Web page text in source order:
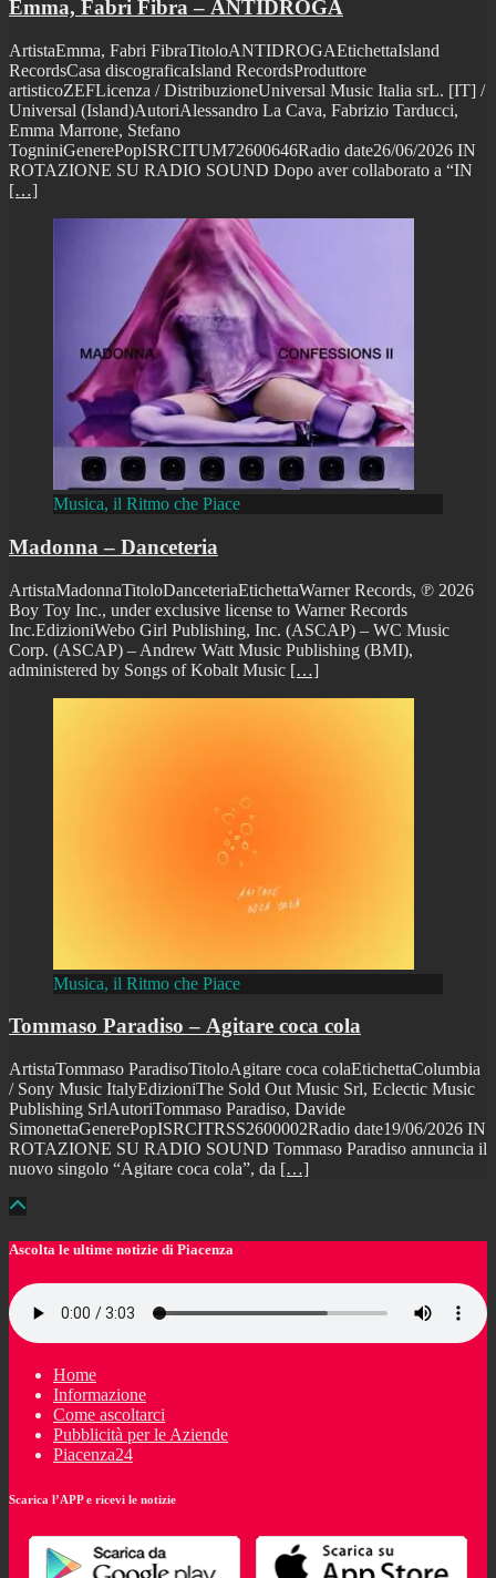
Emma, Fabri Fibra – ANTIDROGA
ArtistaEmma, Fabri FibraTitoloANTIDROGAEtichettaIsland
RecordsCasa discograficaIsland RecordsProduttore
artisticoZEFLicenza / DistribuzioneUniversal Music Italia srL. [IT] /
Universal (Island)AutoriAlessandro La Cava, Fabrizio Tarducci,
Emma Marrone, Stefano
TogniniGenerePopISRCITUM72600646Radio date26/06/2026 IN
ROTAZIONE SU RADIO SOUND Dopo aver collaborato a “IN
[…]
Musica, il Ritmo che Piace
Madonna – Danceteria
ArtistaMadonnaTitoloDanceteriaEtichettaWarner Records, ℗ 2026
Boy Toy Inc., under exclusive license to Warner Records
Inc.EdizioniWebo Girl Publishing, Inc. (ASCAP) – WC Music
Corp. (ASCAP) – Andrew Watt Music Publishing (BMI),
administered by Songs of Kobalt Music […]
Musica, il Ritmo che Piace
Tommaso Paradiso – Agitare coca cola
ArtistaTommaso ParadisoTitoloAgitare coca colaEtichettaColumbia
/ Sony Music ItalyEdizioniThe Sold Out Music Srl, Eclectic Music
Publishing SrlAutoriTommaso Paradiso, Davide
SimonettaGenerePopISRCITRSS2600002Radio date19/06/2026 IN
ROTAZIONE SU RADIO SOUND Tommaso Paradiso annuncia il
nuovo singolo “Agitare coca cola”, da […]
Ascolta le ultime notizie di Piacenza
Home
Informazione
Come ascoltarci
Pubblicità per le Aziende
Piacenza24
Scarica l’APP e ricevi le notizie